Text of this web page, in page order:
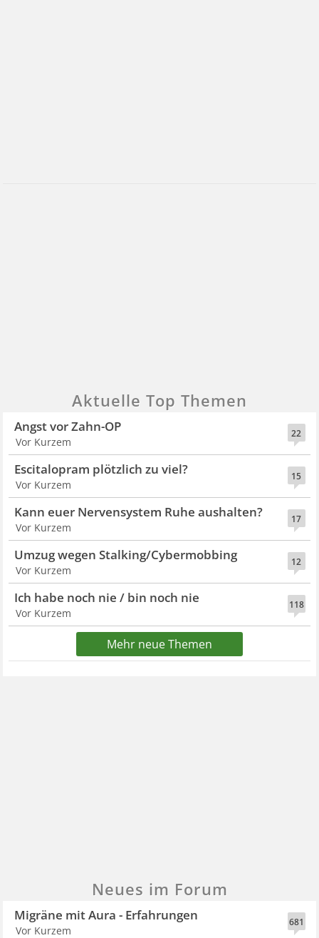
Aktuelle Top Themen
22
Angst vor Zahn-OP
Vor Kurzem
15
Escitalopram plötzlich zu viel?
Vor Kurzem
17
Kann euer Nervensystem Ruhe aushalten?
Vor Kurzem
12
Umzug wegen Stalking/Cybermobbing
Vor Kurzem
118
Ich habe noch nie / bin noch nie
Vor Kurzem
Mehr neue Themen
Neues im Forum
681
Migräne mit Aura - Erfahrungen
Vor Kurzem